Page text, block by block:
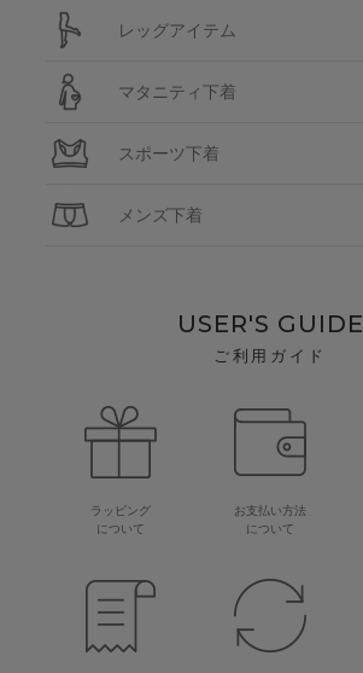
レッグアイテム
マタニティ下着
スポーツ下着
メンズ下着
USER'S GUIDE
ご利用ガイド
ラッピング
について
お支払い方法
について